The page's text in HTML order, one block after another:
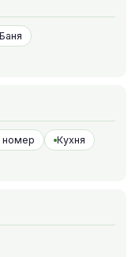
Баня
номер
Кухня